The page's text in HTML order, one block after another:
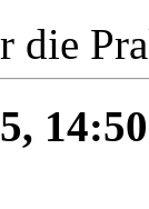
die
14:50